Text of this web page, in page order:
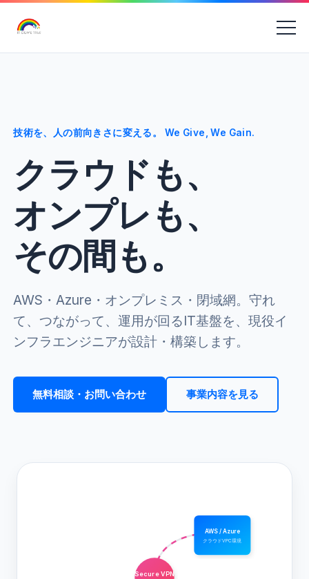
技術を、人の前向きさに変える。 We Give, We Gain.
クラウドも、
オンプレも、
その間も。
AWS・Azure・オンプレミス・閉域網。守れ
て、つながって、運用が回るIT基盤を、現役イ
ンフラエンジニアが設計・構築します。
無料相談・お問い合わせ 事業内容を見る
Secure VPN
AWS / Azure
クラウドVPC環境